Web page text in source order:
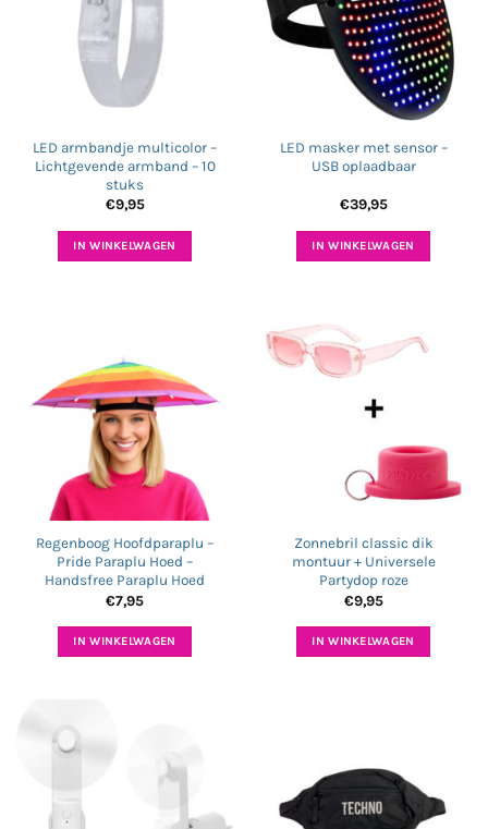
LED armbandje multicolor –
Lichtgevende armband – 10
stuks
€9,95
IN WINKELWAGEN
LED masker met sensor –
USB oplaadbaar
€39,95
IN WINKELWAGEN
Regenboog Hoofdparaplu –
Pride Paraplu Hoed –
Handsfree Paraplu Hoed
€7,95
IN WINKELWAGEN
Zonnebril classic dik
montuur + Universele
Partydop roze
€9,95
IN WINKELWAGEN